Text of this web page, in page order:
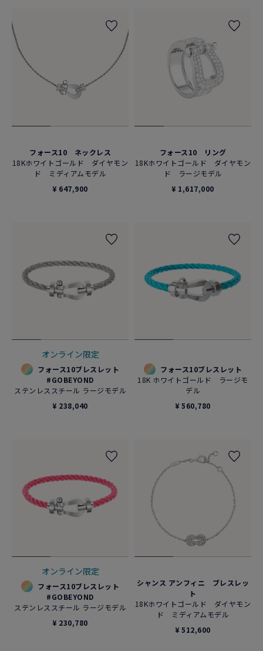
フォース10 ネックレス
18Kホワイトゴールド ダイヤモン
ド ミディアムモデル
¥ 647,900
フォース10 リング
18Kホワイトゴールド ダイヤモン
ド ラージモデル
¥ 1,617,000
オンライン限定
フォース10ブレスレット
#GOBEYOND
ステンレススチール ラージモデル
¥ 238,040
フォース10ブレスレット
18K ホワイトゴールド ラージモ
デル
¥ 560,780
オンライン限定
フォース10ブレスレット
#GOBEYOND
ステンレススチール ラージモデル
¥ 230,780
シャンス アンフィニ ブレスレッ
ト
18Kホワイトゴールド ダイヤモン
ド ミディアムモデル
¥ 512,600